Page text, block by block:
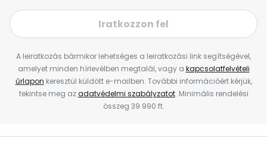
Iratkozzon fel
A leiratkozás bármikor lehetséges a leiratkozási link segítségével,
amelyet minden hírlevélben megtalál, vagy a kapcsolatfelvételi
űrlapon keresztül küldött e-mailben. További információért kérjük,
tekintse meg azadatvédelmi szabályzatot. Minimális rendelési
összeg 39 990 ft.